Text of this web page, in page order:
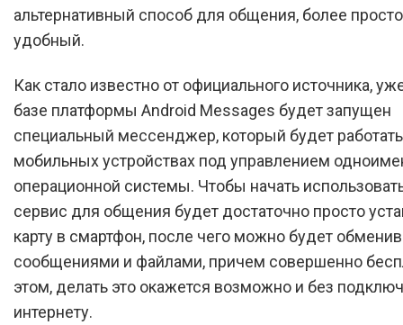
альтернативный способ для общения, более
удобный.
Как стало известно от официального источника,
базе платформы Android Messages будет запущен
специальный мессенджер, который будет
мобильных устройствах под управлением
операционной системы. Чтобы начать
сервис для общения будет достаточно просто
карту в смартфон, после чего можно будет
сообщениями и файлами, причем совершенно
этом, делать это окажется возможно и без
интернету.